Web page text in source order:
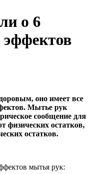
о 6
эффектов
оно имеет все
Мытье рук
сообщение для
физических остатков,
остатков.
мытья рук: